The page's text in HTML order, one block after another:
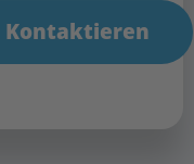
Kontaktieren